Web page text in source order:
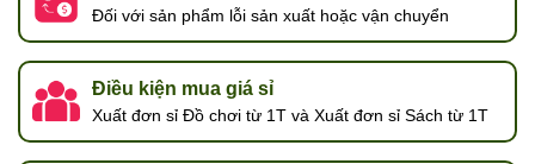
Đối với sản phẩm lỗi sản xuất hoặc vận chuyển
Điều kiện mua giá sỉ
Xuất đơn sỉ Đồ chơi từ 1T và Xuất đơn sỉ Sách từ 1T